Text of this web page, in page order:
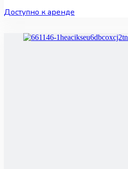
Доступно к аренде